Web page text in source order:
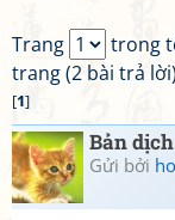
Trang
trong
trang (2 bài trả lời)
[1]
Bản
Gửi bởi